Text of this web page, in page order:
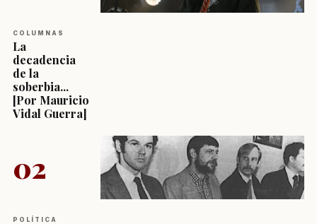
COLUMNAS
La
decadencia
de la
soberbia...
[Por Mauricio
Vidal Guerra]
02
POLÍTICA